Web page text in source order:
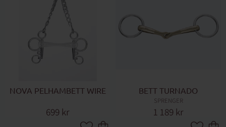
NOVA PELHAMBETT WIRE
699 kr
BETT TURNADO
SPRENGER
1 189 kr